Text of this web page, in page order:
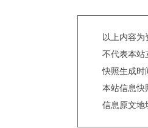
以上内容
不代表本站
快照生成时
本站信息快
信息原文地